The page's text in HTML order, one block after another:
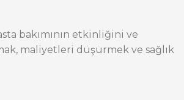
bakımının etkinliğini ve
maliyetleri düşürmek ve sağlık